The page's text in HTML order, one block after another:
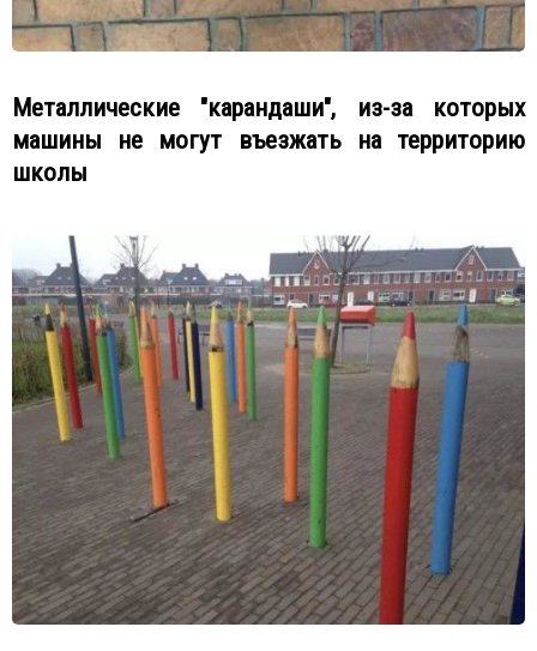
Металлические "карандаши", из-за которых
машины не могут въезжать на территорию
школы